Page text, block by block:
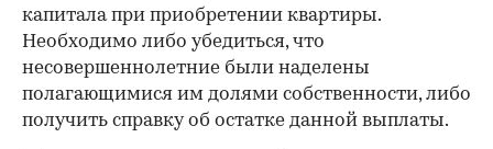
капитала при приобретении квартиры.
Необходимо либо убедиться, что
несовершеннолетние были наделены
полагающимися им долями собственности, либо
получить справку об остатке данной выплаты.